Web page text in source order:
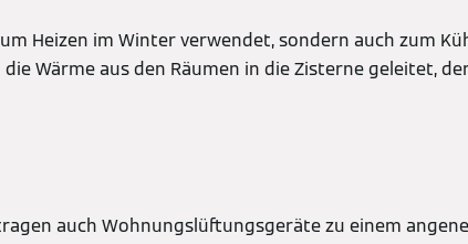
Heizen im Winter verwendet, sondern auch zum
Wärme aus den Räumen in die Zisterne geleitet,
auch Wohnungslüftungsgeräte zu einem